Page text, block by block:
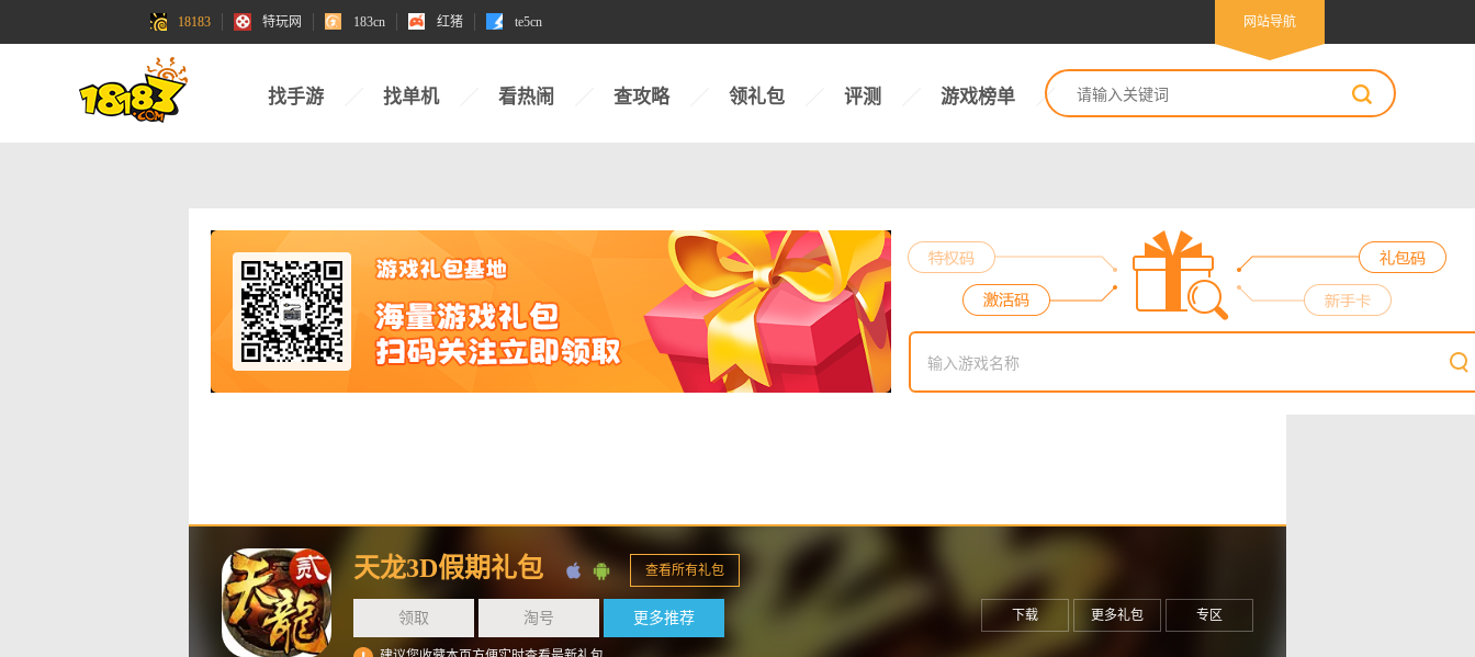
18183 特玩网 183cn 红猪 te5cn 网站导航
找手游 找单机 看热闹 查攻略 领礼包 评测 游戏榜单
天龙3D假期礼包 查看所有礼包
领取 淘号 更多推荐 下载 更多礼包 专区